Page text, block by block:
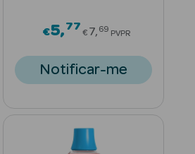
from
€5 77Price reduced
€ 7 69 PVPR
Notificar-me